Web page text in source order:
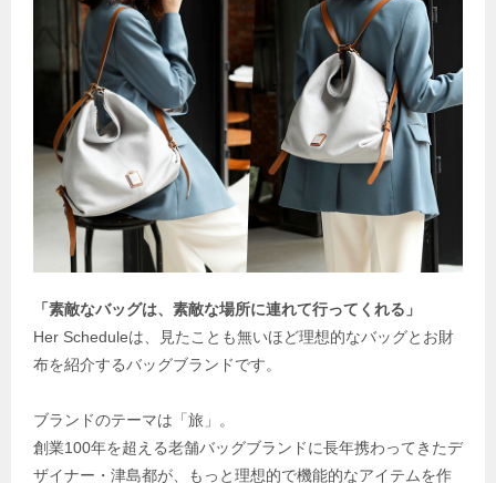
「素敵なバッグは、素敵な場所に連れて行ってくれる」
Her Scheduleは、見たことも無いほど理想的なバッグとお財
布を紹介するバッグブランドです。
ブランドのテーマは「旅」。
創業100年を超える老舗バッグブランドに長年携わってきたデ
ザイナー・津島都が、もっと理想的で機能的なアイテムを作